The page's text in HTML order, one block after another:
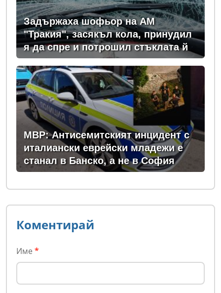
Задържаха шофьор на АМ
"Тракия", засякъл кола, принудил
я да спре и потрошил стъклата й
МВР: Антисемитският инцидент с
италиански еврейски младежи е
станал в Банско, а не в София
Коментирай
Име *